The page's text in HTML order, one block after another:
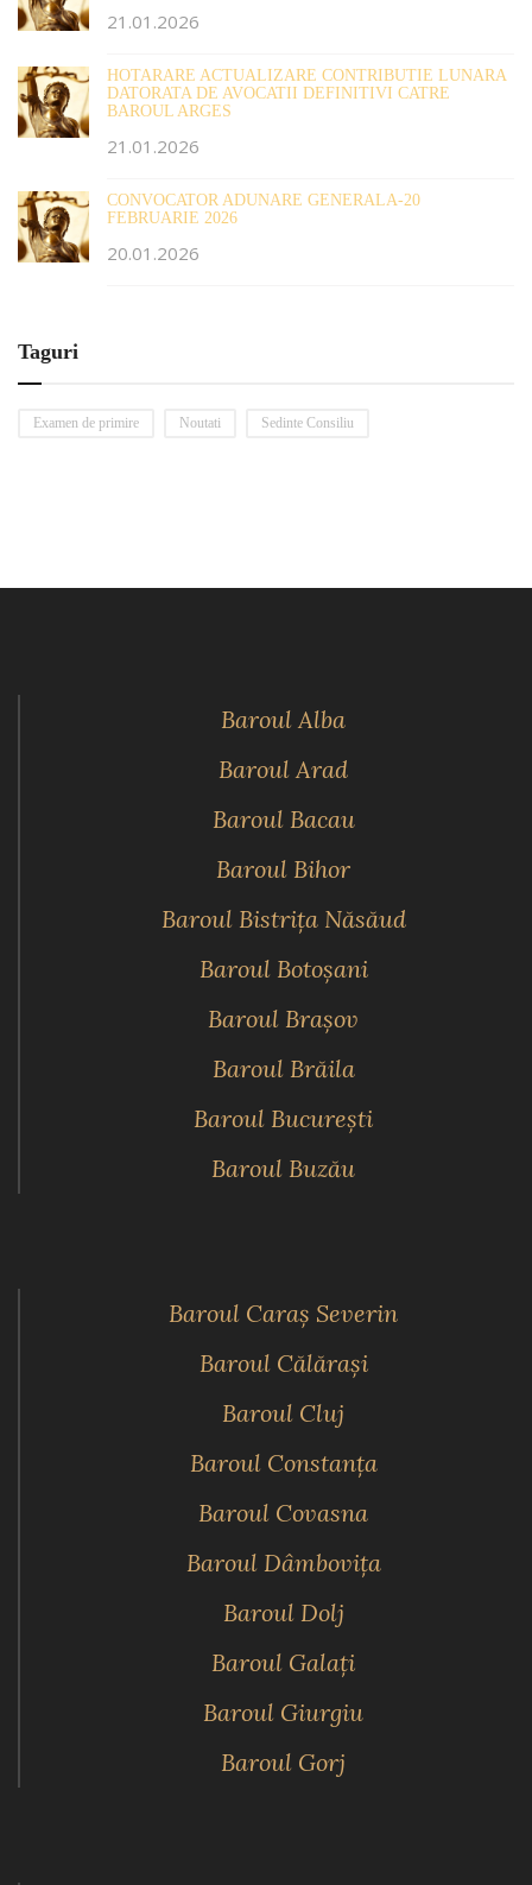
21.01.2026
HOTARARE ACTUALIZARE CONTRIBUTIE LUNARA
DATORATA DE AVOCATII DEFINITIVI CATRE
BAROUL ARGES
21.01.2026
CONVOCATOR ADUNARE GENERALA-20
FEBRUARIE 2026
20.01.2026
Taguri
Examen de primire Noutati Sedinte Consiliu
Baroul Alba
Baroul Arad
Baroul Bacau
Baroul Bihor
Baroul Bistriţa Năsăud
Baroul Botoşani
Baroul Braşov
Baroul Brăila
Baroul Bucureşti
Baroul Buzău
Baroul Caraş Severin
Baroul Călăraşi
Baroul Cluj
Baroul Constanţa
Baroul Covasna
Baroul Dâmboviţa
Baroul Dolj
Baroul Galaţi
Baroul Giurgiu
Baroul Gorj